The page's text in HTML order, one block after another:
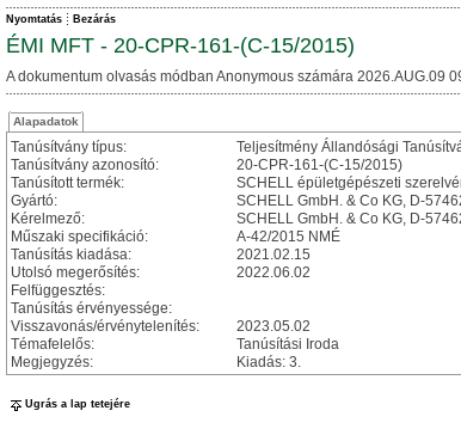
Nyomtatás Bezárás
ÉMI MFT - 20-CPR-161-(C-15/2015)
A dokumentum olvasás módban Anonymous számára 2026.AUG.09
Alapadatok
Tanúsítvány típus:
Teljesítmény Állandósági
Tanúsítvány azonosító:
20-CPR-161-(C-15/2015)
Tanúsított termék:
SCHELL épületgépészeti
Gyártó:
SCHELL GmbH. & Co KG, D-
Kérelmező:
SCHELL GmbH. & Co KG, D-
Műszaki specifikáció:
A-42/2015 NMÉ
Tanúsítás kiadása:
2021.02.15
Utolsó megerősítés:
2022.06.02
Felfüggesztés:
Tanúsítás érvényessége:
Visszavonás/érvénytelenítés:
2023.05.02
Témafelelős:
Tanúsítási Iroda
Megjegyzés:
Kiadás: 3.
Ugrás a lap tetejére